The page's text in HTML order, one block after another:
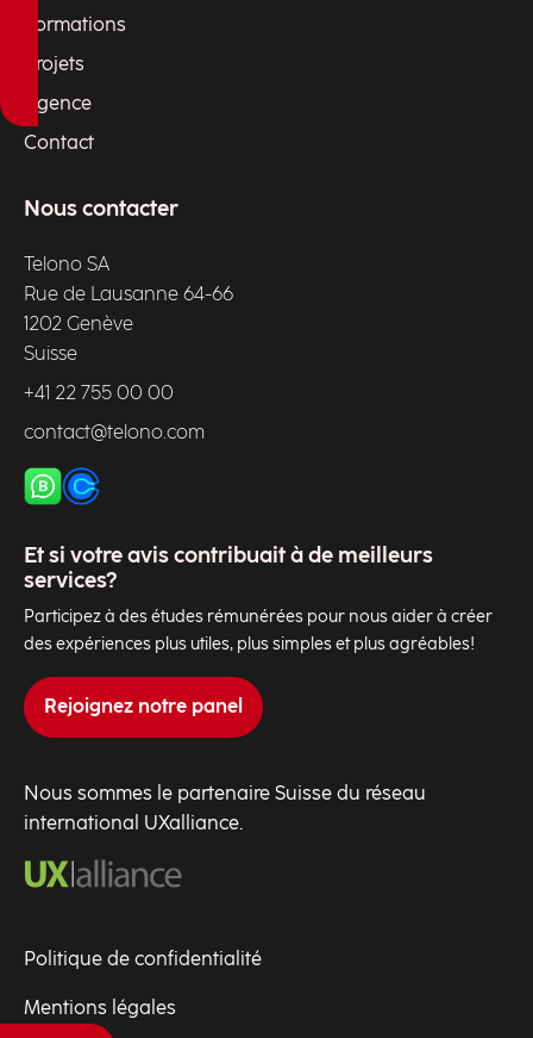
Formations
Projets
Agence
Contact
Nous contacter
Telono SA
Rue de Lausanne 64-66
1202 Genève
Suisse
+41 22 755 00 00
contact@telono.com
Et si votre avis contribuait à de meilleurs
services?
Participez à des études rémunérées pour nous aider à créer
des expériences plus utiles, plus simples et plus agréables!
Rejoignez notre panel
Nous sommes le partenaire Suisse du réseau
international UXalliance.
Politique de confidentialité
Mentions légales